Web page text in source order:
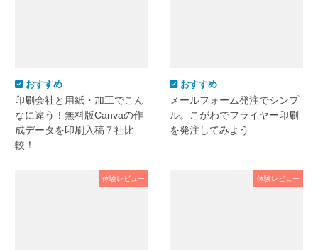
おすすめ
印刷会社と用紙・加工でこん
なに違う！無料版Canvaの作
成データを印刷入稿７社比
較！
おすすめ
メールフォーム発注でシンプ
ル。こがわでフライヤー印刷
を発注してみよう
体験レビュー 体験レビュー